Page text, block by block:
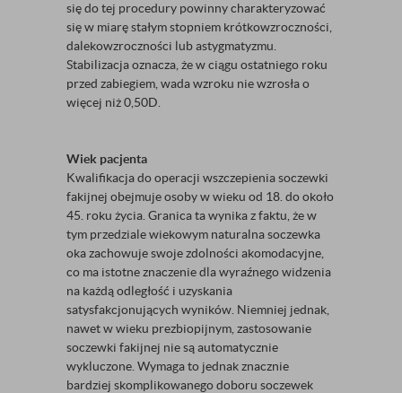
się do tej procedury powinny charakteryzować
się w miarę stałym stopniem krótkowzroczności,
dalekowzroczności lub astygmatyzmu.
Stabilizacja oznacza, że w ciągu ostatniego roku
przed zabiegiem, wada wzroku nie wzrosła o
więcej niż 0,50D.
Wiek pacjenta
Kwalifikacja do operacji wszczepienia soczewki
fakijnej obejmuje osoby w wieku od 18. do około
45. roku życia. Granica ta wynika z faktu, że w
tym przedziale wiekowym naturalna soczewka
oka zachowuje swoje zdolności akomodacyjne,
co ma istotne znaczenie dla wyraźnego widzenia
na każdą odległość i uzyskania
satysfakcjonujących wyników. Niemniej jednak,
nawet w wieku prezbiopijnym, zastosowanie
soczewki fakijnej nie są automatycznie
wykluczone. Wymaga to jednak znacznie
bardziej skomplikowanego doboru soczewek